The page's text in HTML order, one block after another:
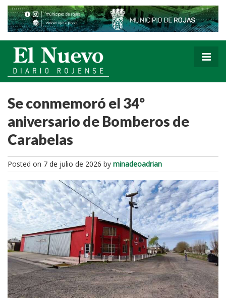
Se conmemoró el 34º
aniversario de Bomberos de
Carabelas
Posted on 7 de julio de 2026 by minadeoadrian